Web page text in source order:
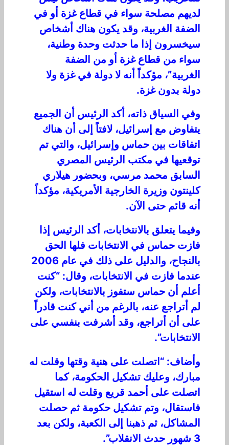
لديهم مصلحة سواء في قطاع غزة أو في
الضفة الغربية، وقد يكون هناك أشخاص
سيخسرون إذا ما حدثت وحدة وطنية،
سواء من قطاع غزة أو من الضفة
الغربية”، مؤكداً أنه لا دولة في غزة ولا
دولة بدون غزة.
وفي السياق ذاته، أكد الرئيس أن الجميع
يتفاوض مع إسرائيل، لافتاً إلى أن هناك
اتفاقات بين حماس وإسرائيل، والتي تم
توقعيها في مكتب الرئيس المصري
السابق محمد مرسي، وبحضور هيلاري
كلينتون وزيرة الخارجية الأمريكية، مؤكداً
أنه قائم حتى الآن.
وفيما يتعلق بالانتخابات، أكد الرئيس إذا
فازت حماس في الانتخابات فلها الحق
بالنجاح، والدليل على ذلك في عام 2006
عندما فازت في الانتخابات، وقال: “كنت
أعلم أن حماس ستفوز بالانتخابات، ولكن
لم أتراجع عنه، بالرغم من أني كنت قادراً
على أن أتراجع، وقد أشرفت بنفسي على
الانتخابات”.
وأضاف: “اتصلت على هنية وقتها وقلت له
مبارك، وعليك تشكيل الحكومة، كما
اتصلت على أحمد قريع وقلت له استقيل
فاستقال، وتم تشكيل حكومة ثم حصلت
المشاكل، ثم ذهبنا إلى الكعبة، ولكن بعد
3 شهور حدث الانقلاب”.